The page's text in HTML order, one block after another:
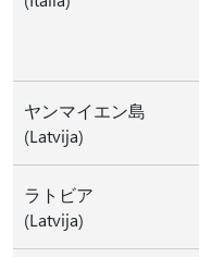
ヤンマイエン島
(Latvija)
ラトビア
(Latvija)